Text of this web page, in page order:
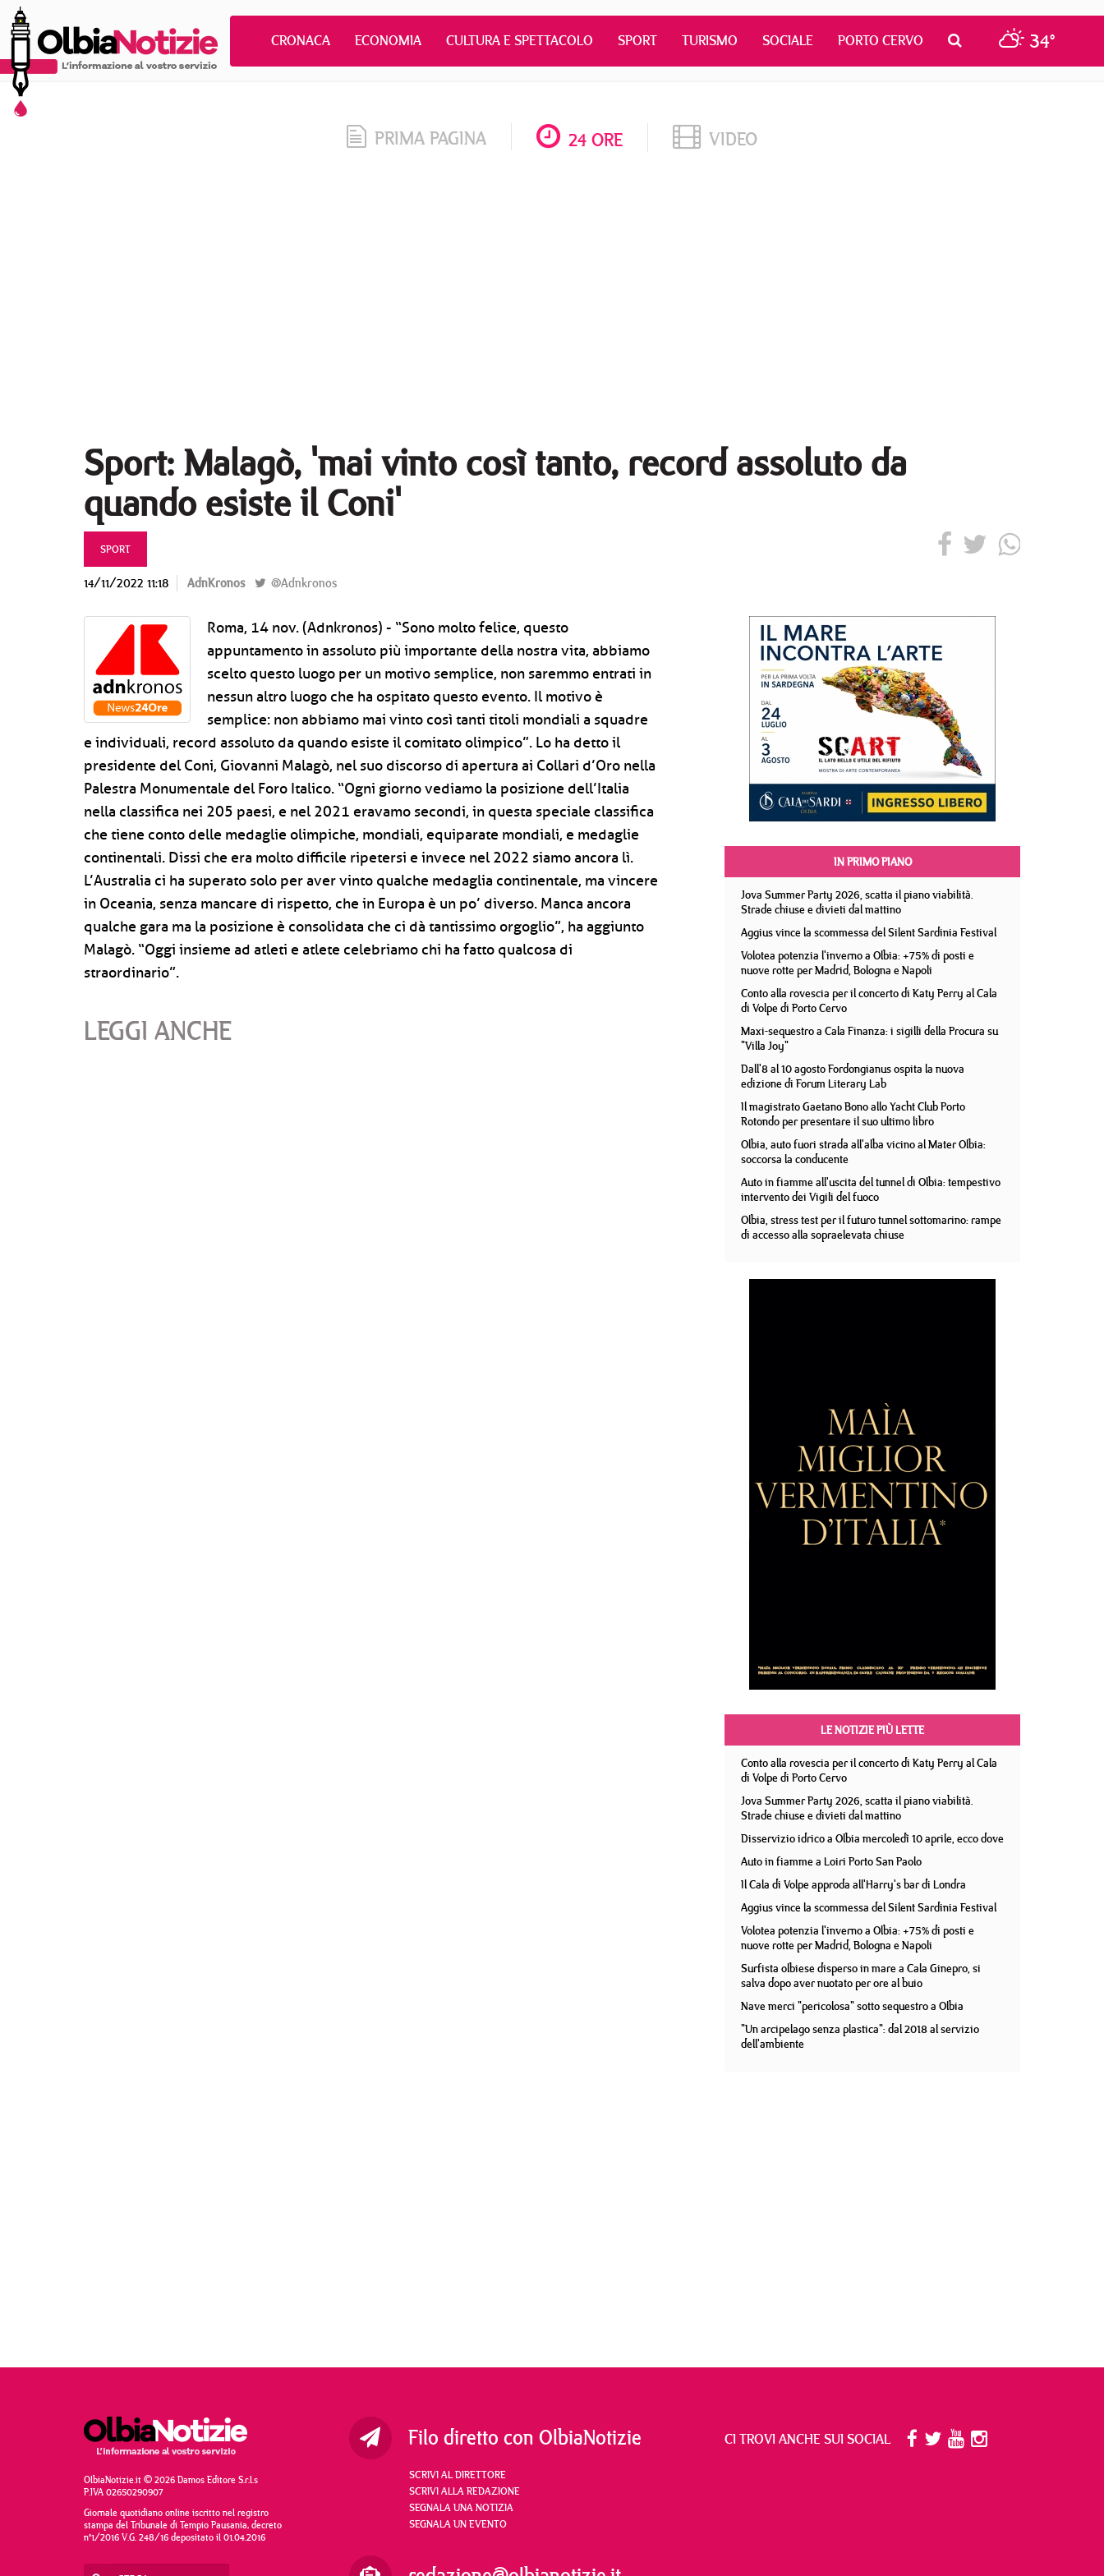
CRONACA ECONOMIA CULTURA E SPETTACOLO SPORT TURISMO SOCIALE PORTO CERVO 34°
PRIMA PAGINA 24 ORE VIDEO
Sport: Malagò, 'mai vinto così tanto, record assoluto da
quando esiste il Coni'
SPORT
14/11/2022 11:18 AdnKronos @Adnkronos
Roma, 14 nov. (Adnkronos) - “Sono molto felice, questo
appuntamento in assoluto più importante della nostra vita, abbiamo
scelto questo luogo per un motivo semplice, non saremmo entrati in
nessun altro luogo che ha ospitato questo evento. Il motivo è
semplice: non abbiamo mai vinto così tanti titoli mondiali a squadre
e individuali, record assoluto da quando esiste il comitato olimpico”. Lo ha detto il
presidente del Coni, Giovanni Malagò, nel suo discorso di apertura ai Collari d’Oro nella
Palestra Monumentale del Foro Italico. “Ogni giorno vediamo la posizione dell’Italia
nella classifica nei 205 paesi, e nel 2021 eravamo secondi, in questa speciale classifica
che tiene conto delle medaglie olimpiche, mondiali, equiparate mondiali, e medaglie
continentali. Dissi che era molto difficile ripetersi e invece nel 2022 siamo ancora lì.
L’Australia ci ha superato solo per aver vinto qualche medaglia continentale, ma vincere
in Oceania, senza mancare di rispetto, che in Europa è un po’ diverso. Manca ancora
qualche gara ma la posizione è consolidata che ci dà tantissimo orgoglio”, ha aggiunto
Malagò. “Oggi insieme ad atleti e atlete celebriamo chi ha fatto qualcosa di
straordinario”.
LEGGI ANCHE
IN PRIMO PIANO
Jova Summer Party 2026, scatta il piano viabilità.
Strade chiuse e divieti dal mattino
Aggius vince la scommessa del Silent Sardinia Festival
Volotea potenzia l'inverno a Olbia: +75% di posti e
nuove rotte per Madrid, Bologna e Napoli
Conto alla rovescia per il concerto di Katy Perry al Cala
di Volpe di Porto Cervo
Maxi-sequestro a Cala Finanza: i sigilli della Procura su
"Villa Joy"
Dall'8 al 10 agosto Fordongianus ospita la nuova
edizione di Forum Literary Lab
Il magistrato Gaetano Bono allo Yacht Club Porto
Rotondo per presentare il suo ultimo libro
Olbia, auto fuori strada all'alba vicino al Mater Olbia:
soccorsa la conducente
Auto in fiamme all'uscita del tunnel di Olbia: tempestivo
intervento dei Vigili del fuoco
Olbia, stress test per il futuro tunnel sottomarino: rampe
di accesso alla sopraelevata chiuse
LE NOTIZIE PIÙ LETTE
Conto alla rovescia per il concerto di Katy Perry al Cala
di Volpe di Porto Cervo
Jova Summer Party 2026, scatta il piano viabilità.
Strade chiuse e divieti dal mattino
Disservizio idrico a Olbia mercoledì 10 aprile, ecco dove
Auto in fiamme a Loiri Porto San Paolo
Il Cala di Volpe approda all'Harry's bar di Londra
Aggius vince la scommessa del Silent Sardinia Festival
Volotea potenzia l'inverno a Olbia: +75% di posti e
nuove rotte per Madrid, Bologna e Napoli
Surfista olbiese disperso in mare a Cala Ginepro, si
salva dopo aver nuotato per ore al buio
Nave merci "pericolosa" sotto sequestro a Olbia
"Un arcipelago senza plastica": dal 2018 al servizio
dell'ambiente
OlbiaNotizie.it © 2026 Damos Editore S.r.l.s
P.IVA 02650290907
Giornale quotidiano online iscritto nel registro
stampa del Tribunale di Tempio Pausania, decreto
n°1/2016 V.G. 248/16 depositato il 01.04.2016
Filo diretto con OlbiaNotizie
SCRIVI AL DIRETTORE
SCRIVI ALLA REDAZIONE
SEGNALA UNA NOTIZIA
SEGNALA UN EVENTO
CI TROVI ANCHE SUI SOCIAL